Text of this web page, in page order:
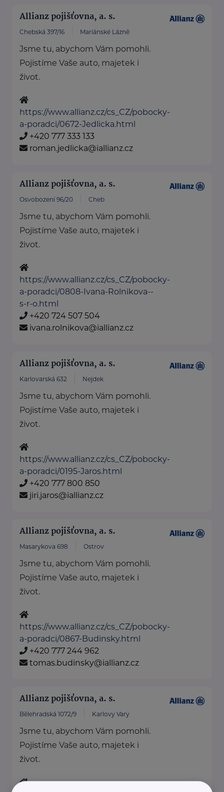
Allianz pojišťovna, a. s.
Chebská 397/16 Mariánské Lázně
Jsme tu, abychom Vám pomohli.
Pojistíme Vaše auto, majetek i
život.
https://www.allianz.cz/cs_CZ/pobocky-
a-poradci/0672-Jedlicka.html
+420 777 333 133
roman.jedlicka@iallianz.cz
Allianz pojišťovna, a. s.
Osvobození 96/20 Cheb
Jsme tu, abychom Vám pomohli.
Pojistíme Vaše auto, majetek i
život.
https://www.allianz.cz/cs_CZ/pobocky-
a-poradci/0808-Ivana-Rolnikova--
s-r-o.html
+420 724 507 504
ivana.rolnikova@iallianz.cz
Allianz pojišťovna, a. s.
Karlovarská 632 Nejdek
Jsme tu, abychom Vám pomohli.
Pojistíme Vaše auto, majetek i
život.
https://www.allianz.cz/cs_CZ/pobocky-
a-poradci/0195-Jaros.html
+420 777 800 850
jiri.jaros@iallianz.cz
Allianz pojišťovna, a. s.
Masarykova 698 Ostrov
Jsme tu, abychom Vám pomohli.
Pojistíme Vaše auto, majetek i
život.
https://www.allianz.cz/cs_CZ/pobocky-
a-poradci/0867-Budinsky.html
+420 777 244 962
tomas.budinsky@iallianz.cz
Allianz pojišťovna, a. s.
Bělehradská 1072/9 Karlovy Vary
Jsme tu, abychom Vám pomohli.
Pojistíme Vaše auto, majetek i
život.